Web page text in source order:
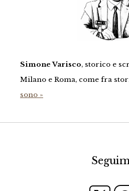
Simone Varisco, storico e
Milano e Roma, come fra
sono »